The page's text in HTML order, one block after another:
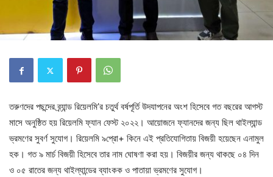
তরুণদের পছন্দের ব্র্যান্ড রিয়েলমি’র চতুর্থ বর্ষপূর্তি উদযাপনের অংশ হিসেবে গত বছরের আগস্ট
মাসে অনুষ্ঠিত হয় রিয়েলমি ফ্যান ফেস্ট ২০২২। আয়োজনে ফ্যানদের জন্য ছিল থাইল্যান্ড
ভ্রমণের সুবর্ণ সুযোগ। রিয়েলমি ৯প্রো+ কিনে এই প্রতিযোগিতায় বিজয়ী হয়েছেন এনামুল
হক। গত ৯ মার্চ বিজয়ী হিসেবে তার নাম ঘোষণা করা হয়। বিজয়ীর জন্য থাকছে ০৪ দিন
ও ০৫ রাতের জন্য থাইল্যান্ডের ব্যাংকক ও পাতায়া ভ্রমণের সুযোগ।